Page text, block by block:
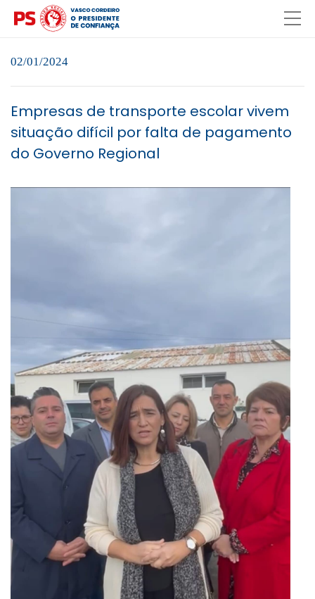
02/01/2024
Empresas de transporte escolar vivem
situação difícil por falta de pagamento
do Governo Regional